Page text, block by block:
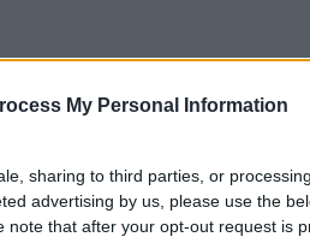
My Personal Information
sharing to third parties, or
advertising by us, please use the
note that after your opt-out request is